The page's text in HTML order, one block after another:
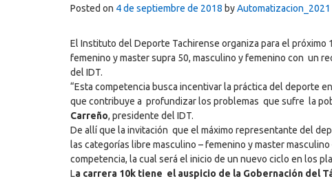
Posted on 4 de septiembre de 2018 byAutomatizacion_2021
El Instituto del Deporte Tachirense organiza para el próximo
femenino y master supra 50, masculino y femenino con un
del IDT.
“Esta competencia busca incentivar la práctica del deporte
que contribuye a profundizar los problemas que sufre la
Carreño, presidente del IDT.
De allí que la invitación que el máximo representante del
las categorías libre masculino – femenino y master
competencia, la cual será el inicio de un nuevo ciclo en los
La carrera 10k tiene el auspicio de la Gobernación del